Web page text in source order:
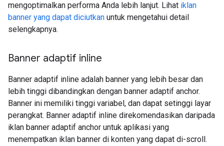
mengoptimalkan performa Anda lebih lanjut. Lihat iklan
banner yang dapat diciutkan untuk mengetahui detail
selengkapnya.
Banner adaptif inline
Banner adaptif inline adalah banner yang lebih besar dan
lebih tinggi dibandingkan dengan banner adaptif anchor.
Banner ini memiliki tinggi variabel, dan dapat setinggi layar
perangkat. Banner adaptif inline direkomendasikan daripada
iklan banner adaptif anchor untuk aplikasi yang
menempatkan iklan banner di konten yang dapat di-scroll.